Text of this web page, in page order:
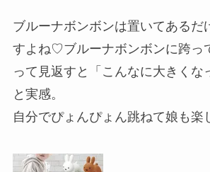
ブルーナボンボンは置いてあるだ
すよね♡ブルーナボンボンに跨っ
って見返すと「こんなに大きくな
と実感。
自分でぴょんぴょん跳ねて娘も楽